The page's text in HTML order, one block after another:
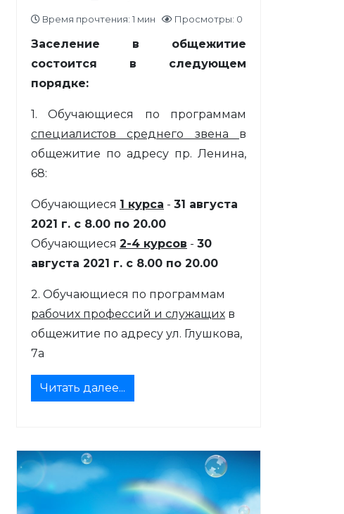
Время прочтения: 1 мин Просмотры: 0
Заселение в общежитие
состоится в следующем
порядке:
1. Обучающиеся по программам
специалистов среднего звена в
общежитие по адресу пр. Ленина,
68:
Обучающиеся 1 курса - 31 августа
2021 г. с 8.00 по 20.00
Обучающиеся 2-4 курсов - 30
августа 2021 г. с 8.00 по 20.00
2. Обучающиеся по программам
рабочих профессий и служащих в
общежитие по адресу ул. Глушкова,
7а
Читать далее...